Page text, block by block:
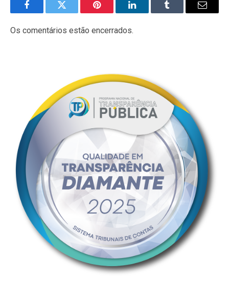
FacebookTwitter Pinterest LinkedInTumblr
E-
Os comentários estão encerrados.